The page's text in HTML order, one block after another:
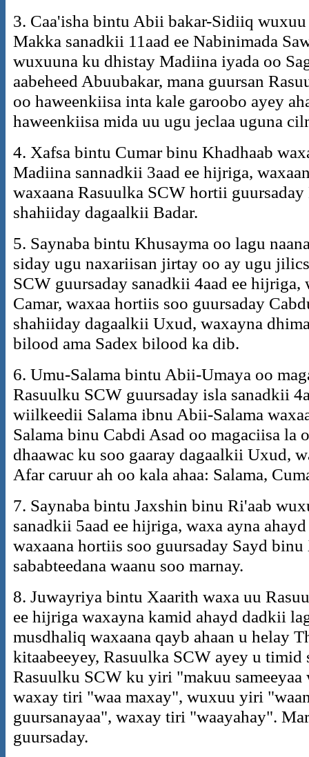
3. Caa'isha bintu Abii bakar-Sidiiq
Makka sanadkii 11aad ee Nabinimada
wuxuuna ku dhistay Madiina iyada oo
aabeheed Abuubakar, mana guursan
oo haweenkiisa inta kale garoobo ayey
haweenkiisa mida uu ugu jeclaa uguna
4. Xafsa bintu Cumar binu Khadhaab
Madiina sannadkii 3aad ee hijriga,
waxaana Rasuulka SCW hortii
shahiiday dagaalkii Badar.
5. Saynaba bintu Khusayma oo lagu
siday ugu naxariisan jirtay oo ay ugu
SCW guursaday sanadkii 4aad ee
Camar, waxaa hortiis soo guursaday
shahiiday dagaalkii Uxud, waxayna
bilood ama Sadex bilood ka dib.
6. Umu-Salama bintu Abii-Umaya oo
Rasuulku SCW guursaday isla sanadkii
wiilkeedii Salama ibnu Abii-Salama
Salama binu Cabdi Asad oo magaciisa
dhaawac ku soo gaaray dagaalkii Uxud,
Afar caruur ah oo kala ahaa: Salama,
7. Saynaba bintu Jaxshin binu Ri'aab
sanadkii 5aad ee hijriga, waxa ayna
waxaana hortiis soo guursaday Sayd
sababteedana waanu soo marnay.
8. Juwayriya bintu Xaarith waxa uu
ee hijriga waxayna kamid ahayd dadkii
musdhaliq waxaana qayb ahaan u helay
kitaabeeyey, Rasuulka SCW ayey u timid
Rasuulku SCW ku yiri "makuu sameeyaa
waxay tiri "waa maxay", wuxuu yiri
guursanayaa", waxay tiri "waayahay".
guursaday.